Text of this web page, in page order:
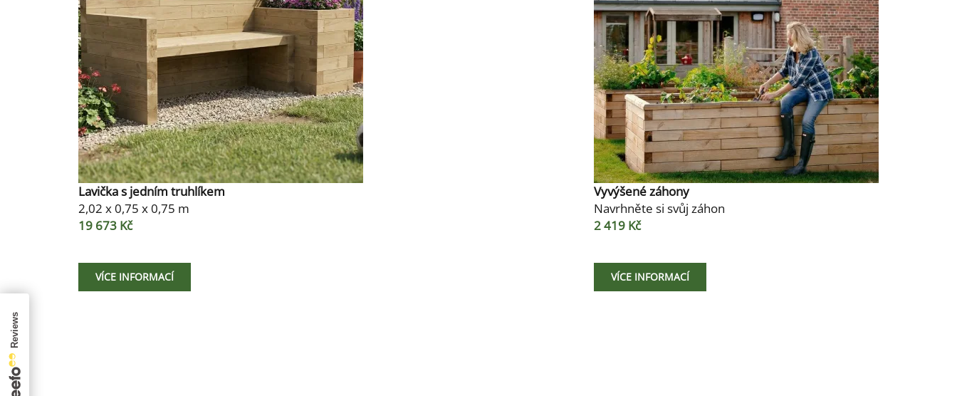
Lavička s jedním truhlíkem
2,02 x 0,75 x 0,75 m
19 673 Kč
VÍCE INFORMACÍ
Vyvýšené záhony
Navrhněte si svůj záhon
2 419 Kč
VÍCE INFORMACÍ